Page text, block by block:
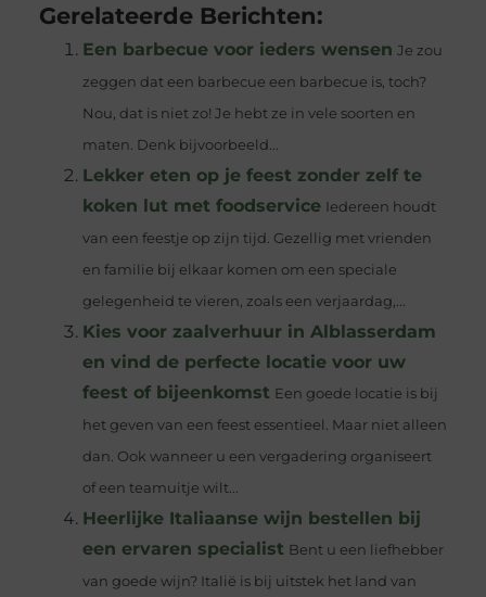
Gerelateerde Berichten:
Een barbecue voor ieders wensen Je zou
zeggen dat een barbecue een barbecue is, toch?
Nou, dat is niet zo! Je hebt ze in vele soorten en
maten. Denk bijvoorbeeld...
Lekker eten op je feest zonder zelf te
koken lut met foodservice Iedereen houdt
van een feestje op zijn tijd. Gezellig met vrienden
en familie bij elkaar komen om een speciale
gelegenheid te vieren, zoals een verjaardag,...
Kies voor zaalverhuur in Alblasserdam
en vind de perfecte locatie voor uw
feest of bijeenkomst Een goede locatie is bij
het geven van een feest essentieel. Maar niet alleen
dan. Ook wanneer u een vergadering organiseert
of een teamuitje wilt...
Heerlijke Italiaanse wijn bestellen bij
een ervaren specialist Bent u een liefhebber
van goede wijn? Italië is bij uitstek het land van